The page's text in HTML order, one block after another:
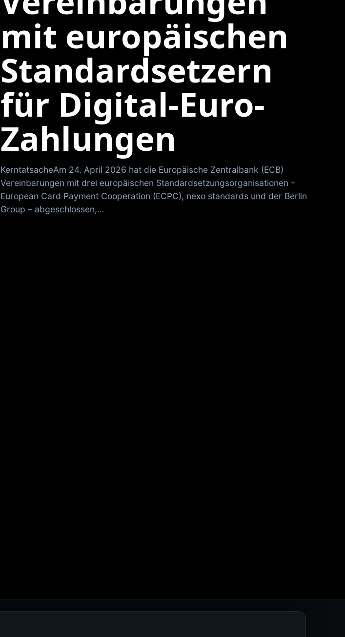
mit europäischen
Standardsetzern
für Digital-Euro-
Zahlungen
KerntatsacheAm 24. April 2026 hat die Europäische Zentralbank (ECB)
Vereinbarungen mit drei europäischen Standardsetzungsorganisationen –
European Card Payment Cooperation (ECPC), nexo standards und der Berlin
Group – abgeschlossen,…